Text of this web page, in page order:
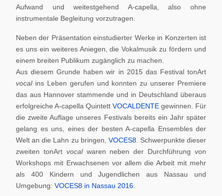
Aufwand und weitestgehend A-capella, also ohne
instrumentale Begleitung vorzutragen.
Neben der Präsentation einstudierter Werke in Konzerten ist
es uns ein weiteres Aniegen, die Vokalmusik zu fördern und
einem breiten Publikum zugänglich zu machen.
Aus diesem Grunde haben wir in 2015 das Festival tonArt
vocal ins Leben gerufen und konnten zu unserer Premiere
das aus Hannover stammende und in Deutschland überaus
erfolgreiche A-capella Quintett VOCALDENTE gewinnen. Für
die zweite Auflage unseres Festivals bereits ein Jahr später
gelang es uns, eines der besten A-capella Ensembles der
Welt an die Lahn zu bringen, VOCES8. Schwerpunkte dieser
zweiten tonArt vocalwaren neben der Durchführung von
Workshops mit Erwachsenen vor allem die Arbeit mit mehr
als 400 Kindern und Jugendlichen aus Nassau und
Umgebung: VOCES8 in Nassau 2016